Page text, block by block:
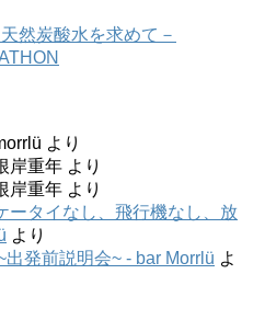
炭酸水を求めて－
より
岸重年 より
岸重年 より
ータイなし、飛行機なし、放
より
出発前説明会~ - bar Morrlü よ